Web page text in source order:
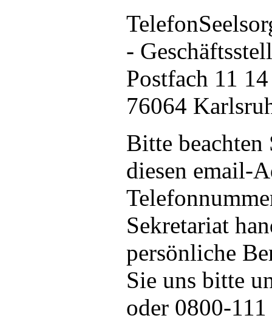
-
Postfach 11
76064
Bitte beachten
diesen email-
Sekretariat
persönliche
Sie uns bitte
oder 0800-